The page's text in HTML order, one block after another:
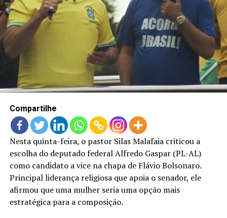
Compartilhe
Nesta quinta-feira, o pastor Silas Malafaia criticou a
escolha do deputado federal Alfredo Gaspar (PL-AL)
como candidato a vice na chapa de Flávio Bolsonaro.
Principal liderança religiosa que apoia o senador, ele
afirmou que uma mulher seria uma opção mais
estratégica para a composição.